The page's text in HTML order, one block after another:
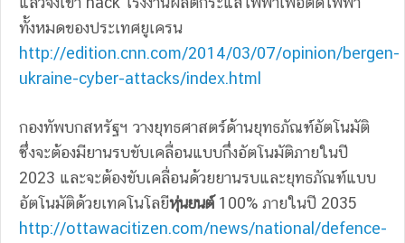
ทั้งหมดของประเทศยูเครน
http://edition.cnn.com/2014/03/07/opinion/bergen-
ukraine-cyber-attacks/index.html
กองทัพบกสหรัฐฯ วางยุทธศาสตร์ด้านยุทธภัณฑ์อัตโนมัติ
ซึ่งจะต้องมียานรบขับเคลื่อนแบบกึ่งอัตโนมัติภายในปี
2023 และจะต้องขับเคลื่อนด้วยยานรบและยุทธภัณฑ์แบบ
อัตโนมัติด้วยเทคโนโลยีหุ่นยนต์100% ภายในปี 2035
http://ottawacitizen.com/news/national/defence-